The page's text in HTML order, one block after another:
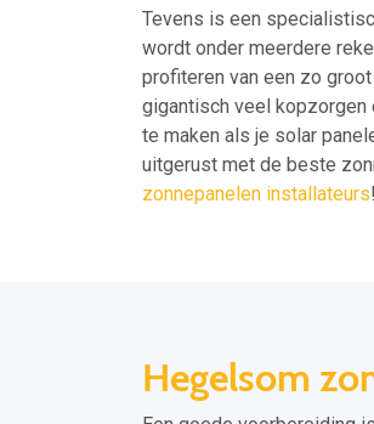
Tevens is een
wordt onder meerdere
profiteren van een zo
gigantisch veel kopzorgen
te maken als je solar
uitgerust met de beste
zonnepanelen installateurs!
Hegelsom